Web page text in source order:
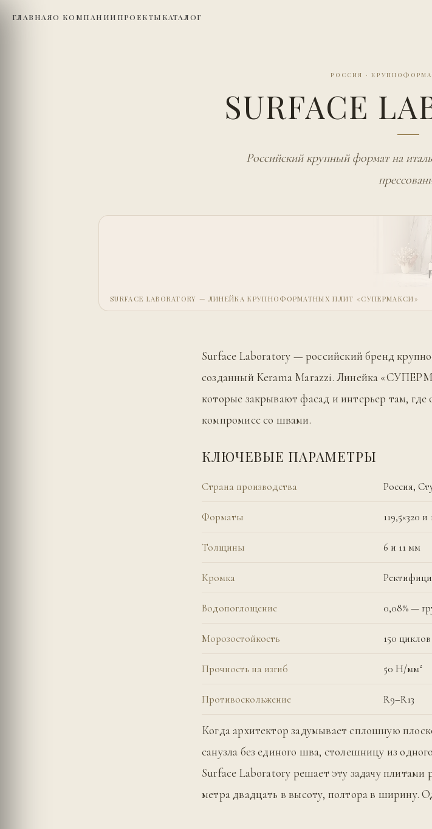
РОССИЯ ·
SURFACE
Российский крупный формат на
SURFACE LABORATORY — ЛИНЕЙКА КРУПНОФОРМАТНЫХ ПЛИТ «СУПЕРМАКСИ»
Surface Laboratory — российский бренд
созданный Kerama Marazzi. Линейка
которые закрывают фасад и интерьер там,
компромисс со швами.
КЛЮЧЕВЫЕ ПАРАМЕТРЫ
Страна производства Россия,
Форматы 119,5×320
Толщины 6 и 11 мм
Кромка
Водопоглощение 0,08% —
Морозостойкость 150 циклов
Прочность на изгиб 50 Н/мм²
Противоскольжение R9–R13
Когда архитектор задумывает сплошную
санузла без единого шва, столешницу из
Surface Laboratory решает эту задачу плитами
метра двадцать в высоту, полтора в ширину.
ГЛАВНАЯО КОМПАНИИ ПРОЕКТЫ КАТАЛОГ